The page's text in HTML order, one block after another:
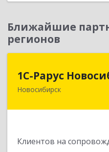
Ближайшие
регионов
1С-Рарус
Новосибирск
Клиентов на
1С-
630015,